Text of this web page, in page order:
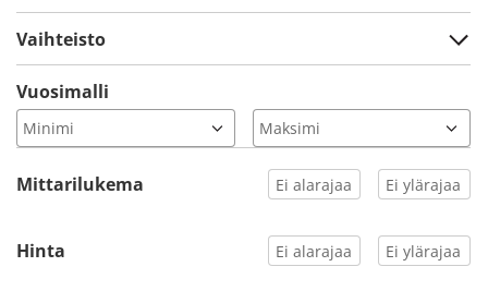
Vaihteisto
Vuosimalli
Mittarilukema
Hinta